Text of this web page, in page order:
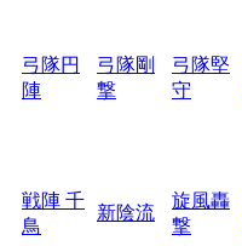
弓隊円
陣
弓隊剛
撃
弓隊堅
守
戦陣 千
鳥
新陰流
旋風轟
撃